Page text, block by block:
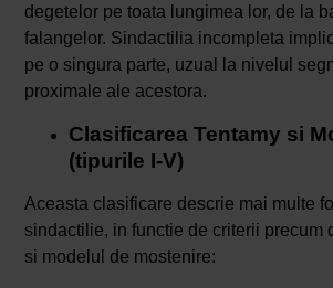
degetelor pe toata lungimea lor, de la
falangelor. Sindactilia incompleta
pe o singura parte, uzual la nivelul
proximale ale acestora.
Clasificarea Tentamy si
(tipurile I-V)
Aceasta clasificare descrie mai multe
sindactilie, in functie de criterii precum
si modelul de mostenire: